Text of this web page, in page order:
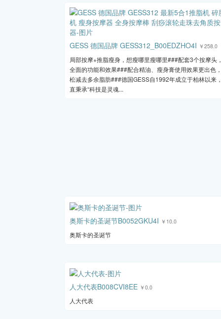
GESS 德国品牌 GESS312_B00EDZHO4I ￥258.0
局部按摩+推脂瘦身，想瘦哪里瘦哪里###配套3个按摩头
全面的功能和效果###配合精油、瘦身膏使用效果更出色
松减去多余脂肪###德国GESS自1992年成立于柏林以来
直秉承“科技是灵魂...
奥斯卡的圣诞节B0052GKU4I ￥10.0
奥斯卡的圣诞节
人大代表B008CVI8EE ￥0.0
人大代表